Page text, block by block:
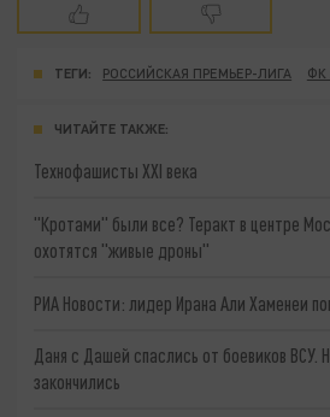
ТЕГИ: РОССИЙСКАЯ ПРЕМЬЕР-ЛИГА ФК
ЧИТАЙТЕ ТАКЖЕ:
Технофашисты XXI века
"Кротами" были все? Теракт в центре
охотятся "живые дроны"
РИА Новости: лидер Ирана Али Хаменеи
Даня с Дашей спаслись от боевиков
закончились